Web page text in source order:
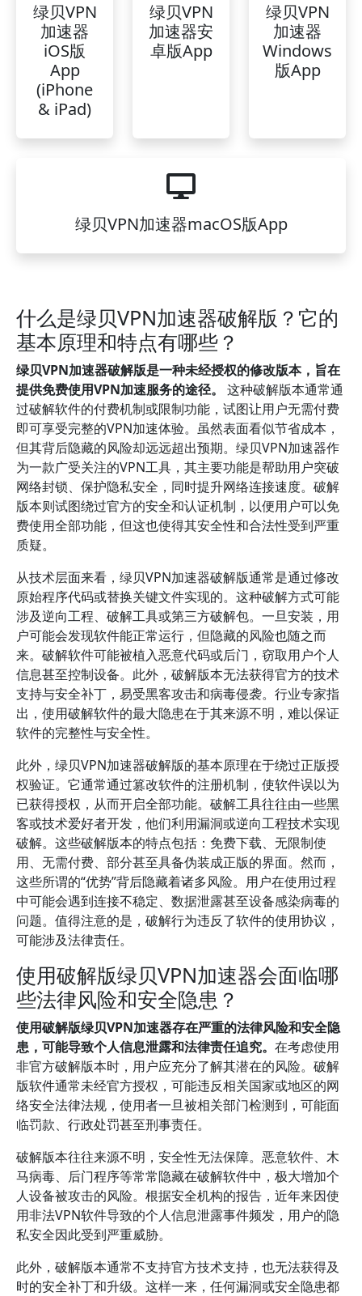
绿贝VPN
加速器
iOS版
App
(iPhone
& iPad)
绿贝VPN
加速器安
卓版App
绿贝VPN
加速器
Windows
版App
绿贝VPN加速器macOS版App
什么是绿贝VPN加速器破解版？它的
基本原理和特点有哪些？
绿贝VPN加速器破解版是一种未经授权的修改版本，旨在
提供免费使用VPN加速服务的途径。
这种破解版本通常通
过破解软件的付费机制或限制功能，试图让用户无需付费
即可享受完整的VPN加速体验。虽然表面看似节省成本，
但其背后隐藏的风险却远远超出预期。绿贝VPN加速器作
为一款广受关注的VPN工具，其主要功能是帮助用户突破
网络封锁、保护隐私安全，同时提升网络连接速度。破解
版本则试图绕过官方的安全和认证机制，以便用户可以免
费使用全部功能，但这也使得其安全性和合法性受到严重
质疑。
从技术层面来看，绿贝VPN加速器破解版通常是通过修改
原始程序代码或替换关键文件实现的。这种破解方式可能
涉及逆向工程、破解工具或第三方破解包。一旦安装，用
户可能会发现软件能正常运行，但隐藏的风险也随之而
来。破解软件可能被植入恶意代码或后门，窃取用户个人
信息甚至控制设备。此外，破解版本无法获得官方的技术
支持与安全补丁，易受黑客攻击和病毒侵袭。行业专家指
出，使用破解软件的最大隐患在于其来源不明，难以保证
软件的完整性与安全性。
此外，绿贝VPN加速器破解版的基本原理在于绕过正版授
权验证。它通常通过篡改软件的注册机制，使软件误以为
已获得授权，从而开启全部功能。破解工具往往由一些黑
客或技术爱好者开发，他们利用漏洞或逆向工程技术实现
破解。这些破解版本的特点包括：免费下载、无限制使
用、无需付费、部分甚至具备伪装成正版的界面。然而，
这些所谓的“优势”背后隐藏着诸多风险。用户在使用过程
中可能会遇到连接不稳定、数据泄露甚至设备感染病毒的
问题。值得注意的是，破解行为违反了软件的使用协议，
可能涉及法律责任。
使用破解版绿贝VPN加速器会面临哪
些法律风险和安全隐患？
使用破解版绿贝VPN加速器存在严重的法律风险和安全隐
患，可能导致个人信息泄露和法律责任追究。 在考虑使用
非官方破解版本时，用户应充分了解其潜在的风险。破解
版软件通常未经官方授权，可能违反相关国家或地区的网
络安全法律法规，使用者一旦被相关部门检测到，可能面
临罚款、行政处罚甚至刑事责任。
破解版本往往来源不明，安全性无法保障。恶意软件、木
马病毒、后门程序等常常隐藏在破解软件中，极大增加个
人设备被攻击的风险。根据安全机构的报告，近年来因使
用非法VPN软件导致的个人信息泄露事件频发，用户的隐
私安全因此受到严重威胁。
此外，破解版本通常不支持官方技术支持，也无法获得及
时的安全补丁和升级。这样一来，任何漏洞或安全隐患都